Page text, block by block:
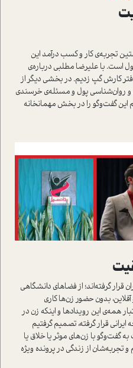
تجربه‌ی کار و کسب درآمد این
است. با علیرضا مطلبی درباره‌ی
کارش گپ زدیم. در بخشی دیگر از
و روان‌شناسی پول و مسئله‌ی خرسندی
گفت‌وگو را در بخش مهمانخانه
قرار گرفته‌اند؛ از فضاهای دانشگاهی
بدون حضور زن‌ها کاری
همه‌ی این رویدادها و اینکه زن‌ در
قرار گرفته، تصمیم گرفتیم
گفت‌وگو با زن‌های موثر یا خلاق یا
و تجربه‌شان از زندگی در پرونده ویژه